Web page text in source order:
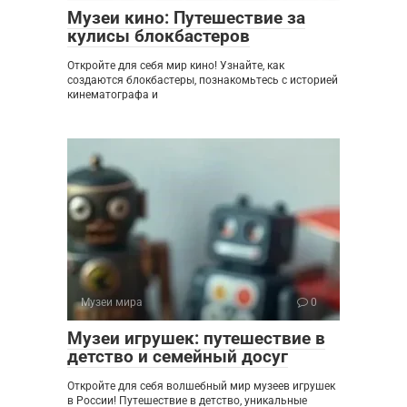
Музеи кино: Путешествие за
кулисы блокбастеров
Откройте для себя мир кино! Узнайте, как
создаются блокбастеры, познакомьтесь с историей
кинематографа и
Музеи мира 0
Музеи игрушек: путешествие в
детство и семейный досуг
Откройте для себя волшебный мир музеев игрушек
в России! Путешествие в детство, уникальные